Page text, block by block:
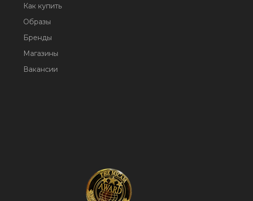
Как купить
Образы
Бренды
Магазины
Вакансии